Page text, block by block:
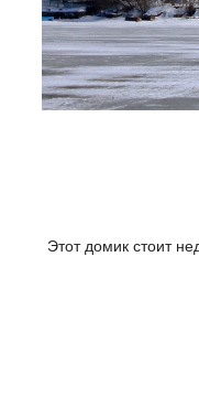
Этот домик стоит